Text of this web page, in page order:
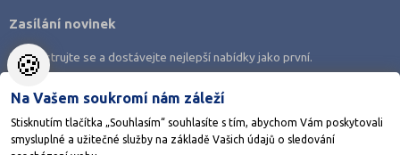
Most (73)
Náchod (98)
Olomouc (205)
Zasílání novinek
Zaregistrujte se a dostávejte nejlepší nabídky jako první.
🍪
Na Vašem soukromí nám záleží
Stisknutím tlačítka „Souhlasím“ souhlasíte s tím, abychom Vám poskytovali
smysluplné a užitečné služby na základě Vašich údajů o sledování